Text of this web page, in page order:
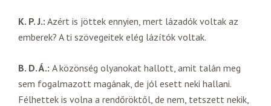
K. P. J.: Azért is jöttek ennyien, mert lázadók voltak az
emberek? A ti szövegeitek elég lázítók voltak.
B. D. Á.: A közönség olyanokat hallott, amit talán meg
sem fogalmazott magának, de jól esett neki hallani.
Félhettek is volna a rendőröktől, de nem, tetszett nekik,